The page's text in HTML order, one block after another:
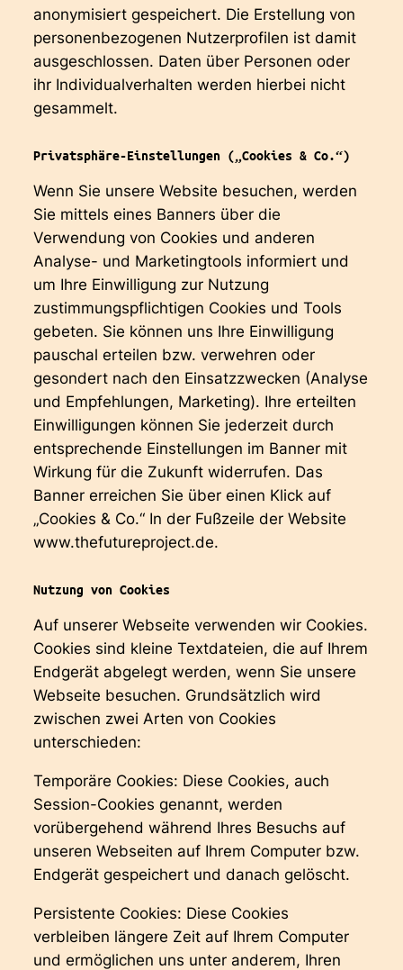
anonymisiert gespeichert. Die Erstellung von
personenbezogenen Nutzerprofilen ist damit
ausgeschlossen. Daten über Personen oder
ihr Individualverhalten werden hierbei nicht
gesammelt.
Privatsphäre-Einstellungen („Cookies & Co.“)
Wenn Sie unsere Website besuchen, werden
Sie mittels eines Banners über die
Verwendung von Cookies und anderen
Analyse- und Marketingtools informiert und
um Ihre Einwilligung zur Nutzung
zustimmungspflichtigen Cookies und Tools
gebeten. Sie können uns Ihre Einwilligung
pauschal erteilen bzw. verwehren oder
gesondert nach den Einsatzzwecken (Analyse
und Empfehlungen, Marketing). Ihre erteilten
Einwilligungen können Sie jederzeit durch
entsprechende Einstellungen im Banner mit
Wirkung für die Zukunft widerrufen. Das
Banner erreichen Sie über einen Klick auf
„Cookies & Co.“ In der Fußzeile der Website
www.thefutureproject.de.
Nutzung von Cookies
Auf unserer Webseite verwenden wir Cookies.
Cookies sind kleine Textdateien, die auf Ihrem
Endgerät abgelegt werden, wenn Sie unsere
Webseite besuchen. Grundsätzlich wird
zwischen zwei Arten von Cookies
unterschieden:
Temporäre Cookies: Diese Cookies, auch
Session-Cookies genannt, werden
vorübergehend während Ihres Besuchs auf
unseren Webseiten auf Ihrem Computer bzw.
Endgerät gespeichert und danach gelöscht.
Persistente Cookies: Diese Cookies
verbleiben längere Zeit auf Ihrem Computer
und ermöglichen uns unter anderem, Ihren